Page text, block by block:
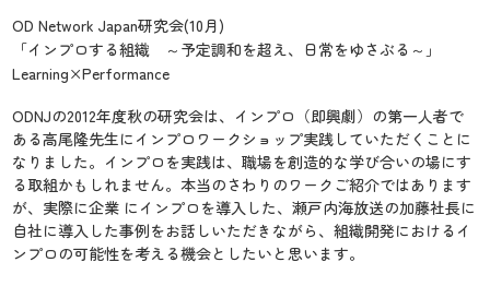
OD Network Japan研究会(10月)
「インプロする組織 ～予定調和を超え、日常をゆさぶる～」
Learning×Performance
ODNJの2012年度秋の研究会は、インプロ（即興劇）の第一人者で
ある高尾隆先生にインプロワークショップ実践していただくことに
なりました。インプロを実践は、職場を創造的な学び合いの場にす
る取組かもしれません。本当のさわりのワークご紹介ではあります
が、実際に企業 にインプロを導入した、瀬戸内海放送の加藤社長に
自社に導入した事例をお話しいただきながら、組織開発におけるイ
ンプロの可能性を考える機会としたいと思います。